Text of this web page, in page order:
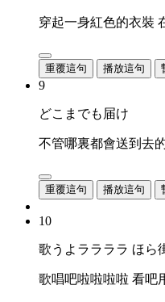
穿起一身紅色的衣裝
重覆這句 播放這句
9
どこまでも届け
不管哪裏都會送到去
重覆這句 播放這句
10
歌うよララララ ほら
歌唱吧啦啦啦啦 看吧